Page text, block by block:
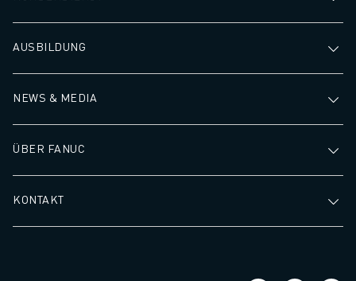
AUSBILDUNG
NEWS & MEDIA
ÜBER FANUC
KONTAKT